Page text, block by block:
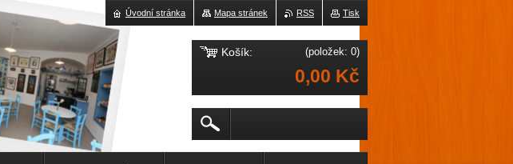
Tisk
RSS
Mapa stránek
Úvodní stránka
Košík: (položek: 0)
0,00 Kč